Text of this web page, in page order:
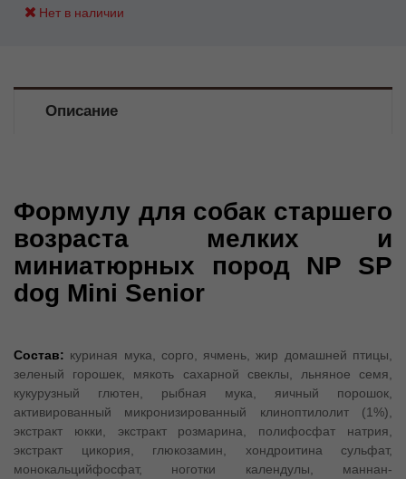
Нет в наличии
Описание
Формулу для собак старшего
возраста мелких и
миниатюрных пород NP SP
dog Mini Senior
Состав: куриная мука, сорго, ячмень, жир домашней птицы,
зеленый горошек, мякоть сахарной свеклы, льняное семя,
кукурузный глютен, рыбная мука, яичный порошок,
активированный микронизированный клиноптилолит (1%),
экстракт юкки, экстракт розмарина, полифосфат натрия,
экстракт цикория, глюкозамин, хондроитина сульфат,
монокальцийфосфат, ноготки календулы, маннан-